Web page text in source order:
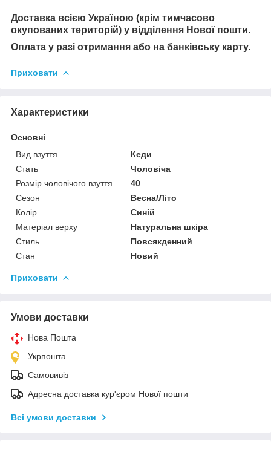
Доставка всією Україною (крім тимчасово
окупованих територій) у відділення Нової пошти.
Оплата у разі отримання або на банківську карту.
Приховати
Характеристики
Основні
Вид взуття
Кеди
Стать
Чоловіча
Розмір чоловічого взуття
40
Сезон
Весна/Літо
Колір
Синій
Матеріал верху
Натуральна шкіра
Стиль
Повсякденний
Стан
Новий
Приховати
Умови доставки
Нова Пошта
Укрпошта
Самовивіз
Адресна доставка кур'єром Нової пошти
Всі умови доставки